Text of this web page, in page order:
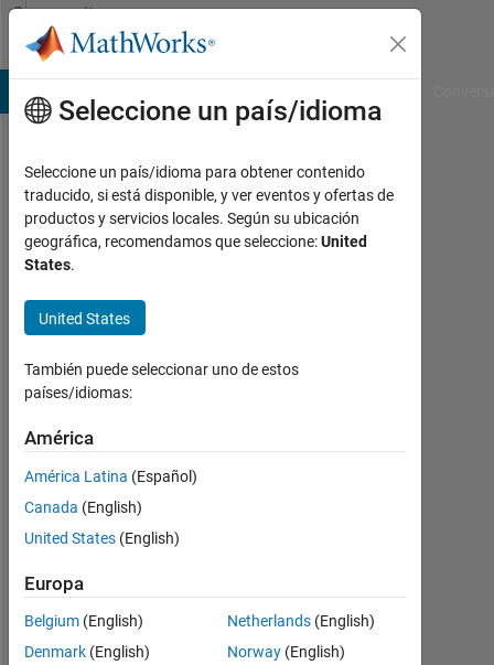
Saltar al contenido
Community
Profile
N/A
Last
seen:
de 4
hace
Followers:
Following:
0
Seleccione un país/idioma
Seleccione un país/idioma para obtener contenido
traducido, si está disponible, y ver eventos y ofertas de
productos y servicios locales. Según su ubicación
geográfica, recomendamos que seleccione:United
States.
United States
También puede seleccionar uno de estos
países/idiomas:
América
América Latina (Español)
Canada (English)
United States (English)
Europa
Belgium (English)
Denmark (English)
Netherlands(English)
Norway(English)